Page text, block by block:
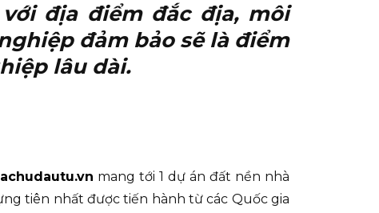
địa điểm đắc địa, môi
đảm bảo sẽ là điểm
lâu dài.
mang tới 1 dự án đất nền nhà
tiên nhất được tiến hành từ các Quốc gia